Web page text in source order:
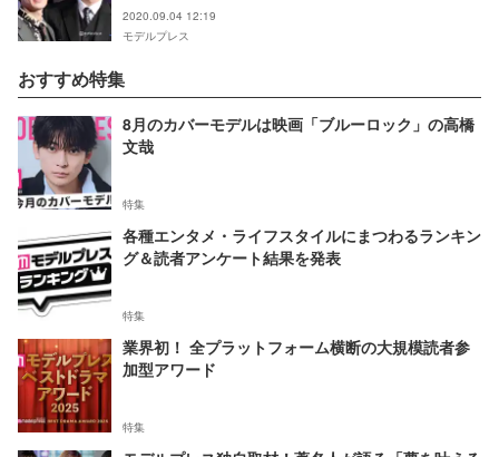
2020.09.04 12:19
モデルプレス
おすすめ特集
8月のカバーモデルは映画「ブルーロック」の高橋
文哉
特集
各種エンタメ・ライフスタイルにまつわるランキン
グ＆読者アンケート結果を発表
特集
業界初！ 全プラットフォーム横断の大規模読者参
加型アワード
特集